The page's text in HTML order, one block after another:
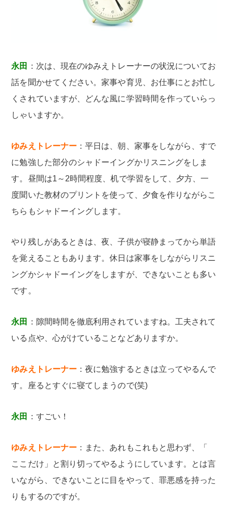
永田
：次は、現在のゆみえトレーナーの状況についてお
話を聞かせてください。家事や育児、お仕事にとお忙し
くされていますが、どんな風に学習時間を作っていらっ
しゃいますか。
ゆみえトレーナー ：平日は、朝、家事をしながら、すで
に勉強した部分のシャドーイングかリスニングをしま
す。昼間は1～2時間程度、机で学習をして、夕方、一
度聞いた教材のプリントを使って、夕食を作りながらこ
ちらもシャドーイングします。
やり残しがあるときは、夜、子供が寝静まってから単語
を覚えることもあります。休日は家事をしながらリスニ
ングかシャドーイングをしますが、できないことも多い
です。
永田
：隙間時間を徹底利用されていますね。工夫されて
いる点や、心がけていることなどありますか。
ゆみえトレーナー ：夜に勉強するときは立ってやるんで
す。座るとすぐに寝てしまうので(笑)
永田 ：すごい！
ゆみえトレーナー ：また、あれもこれもと思わず、「
ここだけ」と割り切ってやるようにしています。とは言
いながら、できないことに目をやって、罪悪感を持った
りもするのですが。